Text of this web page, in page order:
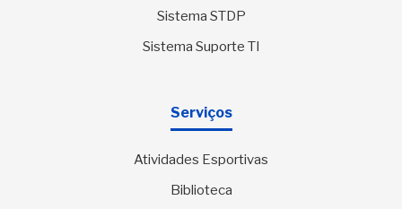
Sistema STDP
Sistema Suporte TI
Serviços
Atividades Esportivas
Biblioteca